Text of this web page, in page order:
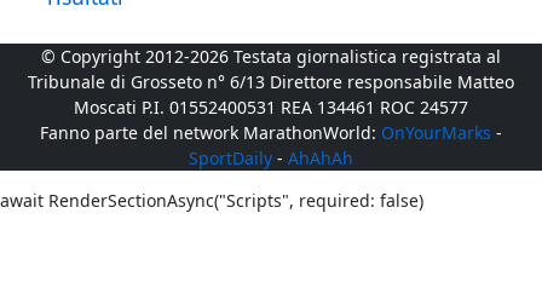
© Copyright 2012-2026 Testata giornalistica registrata al
Tribunale di Grosseto n° 6/13 Direttore responsabile Matteo
Moscati P.I. 01552400531 REA 134461 ROC 24577
Fanno parte del network MarathonWorld: OnYourMarks -
SportDaily - AhAhAh
await RenderSectionAsync("Scripts", required: false)